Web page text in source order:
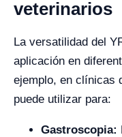
veterinarios
La versatilidad del
aplicación en
ejemplo, en clínicas
puede utilizar para:
Gastroscopia: